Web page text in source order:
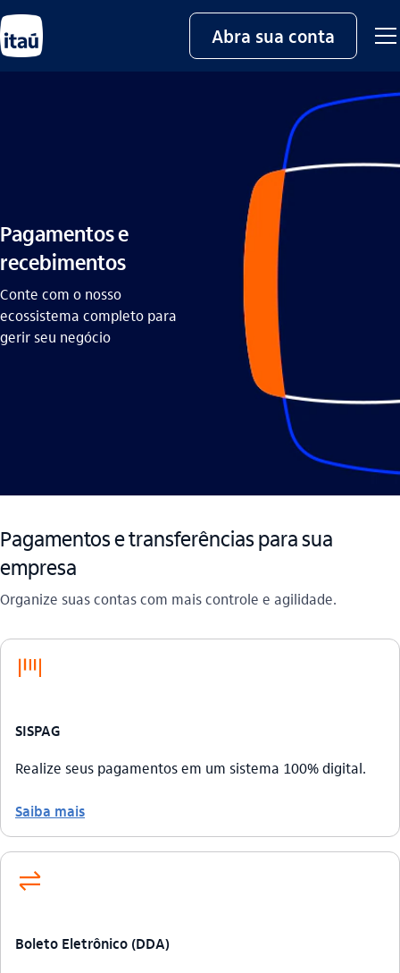
Abra sua conta
Pagamentos e
recebimentos
Conte com o nosso
ecossistema completo para
gerir seu negócio
Pagamentos e transferências para sua
empresa
Organize suas contas com mais controle e agilidade.
codigo_de_barras
SISPAG
Realize seus pagamentos em um sistema 100% digital.
Saiba mais
transferencia
Boleto Eletrônico (DDA)